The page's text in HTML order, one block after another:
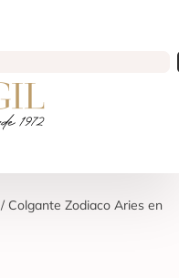
/ Colgante Zodiaco Aries en